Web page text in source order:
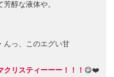
醇な液体や。
んっ、このエグい甘
クリスティーーー！！！ 😋❤️